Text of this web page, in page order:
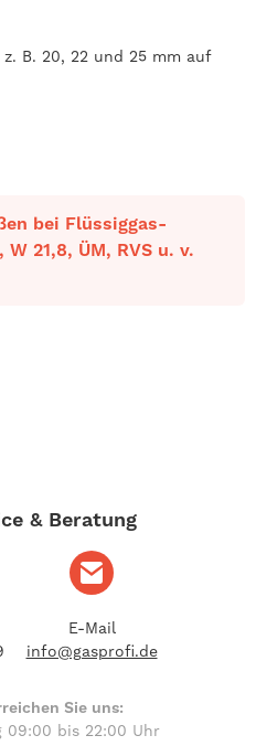
B. 20, 22 und 25 mm auf
bei Flüssiggas-
21,8, ÜM, RVS u. v.
& Beratung
E-Mail
info@gasprofi.de
Sie uns:
09:00 bis 22:00 Uhr